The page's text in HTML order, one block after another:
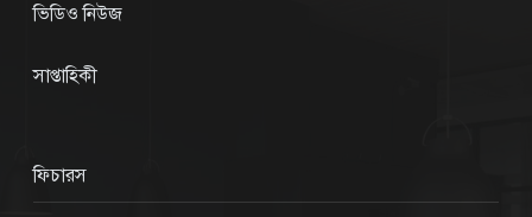
ভিডিও নিউজ
সাপ্তাহিকী
ফিচারস